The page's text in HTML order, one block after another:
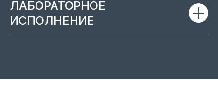
ЛАБОРАТОРНОЕ
ИСПОЛНЕНИЕ